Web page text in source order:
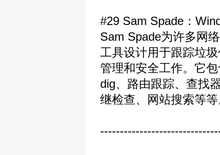
#29 Sam Spade：
Sam Spade为许多网
工具设计用于跟踪垃
管理和安全工作。它
dig、路由跟踪、查找
继检查、网站搜索等